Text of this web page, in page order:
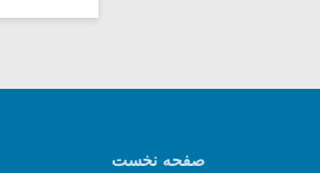
صفحه نخست